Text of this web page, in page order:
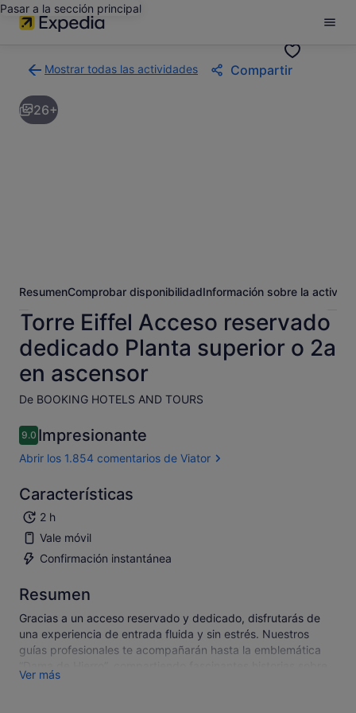
Pasar a la sección principal
Mostrar todas las actividades
a
la
página
Compartir
26+
ResumenComprobar disponibilidadInformación sobre la
Torre Eiffel Acceso reservado
dedicado Planta superior o 2a
en ascensor
De BOOKING HOTELS AND TOURS
9.09.0 sobre 10
Impresionante
Abrir los 1.854 comentarios de Viator
Características
2 h
Vale móvil
Confirmación instantánea
Resumen
Gracias a un acceso reservado y dedicado, disfrutarás de
una experiencia de entrada fluida y sin estrés. Nuestros
guías profesionales te acompañarán hasta la emblemática
cómo, cuándo, por qué y por quién fue construida.
Ver más